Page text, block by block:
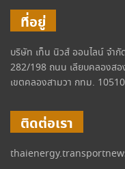
ที่อยู่
บริษัท เท็น นิวส์ ออนไลน์ จำกั
282/198 ถนน เลียบคลองสอ
เขตคลองสามวา กทม. 10510
ติดต่อเรา